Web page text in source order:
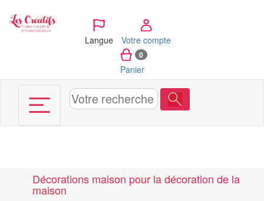
Langue Votre compte
0
Panier
Décorations maison pour la décoration de la
maison